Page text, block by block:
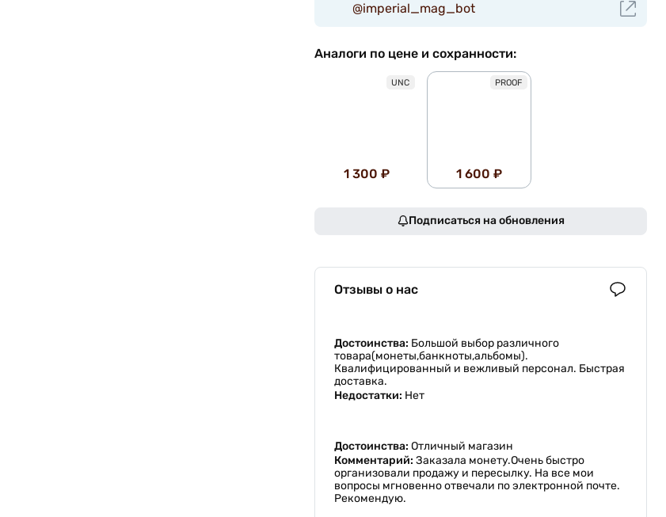
@imperial_mag_bot
Аналоги по цене и сохранности:
UNC
1 300 ₽
PROOF
1 600 ₽
Подписаться на обновления
Отзывы о нас
Достоинства: Большой выбор различного
товара(монеты,банкноты,альбомы).
Квалифицированный и вежливый персонал. Быстрая
доставка.
Недостатки: Нет
Достоинства: Отличный магазин
Комментарий: Заказала монету.Очень быстро
организовали продажу и пересылку. На все мои
вопросы мгновенно отвечали по электронной почте.
Рекомендую.